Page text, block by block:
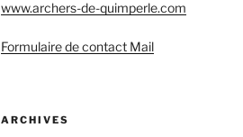
www.archers-de-quimperle.com
Formulaire de contact Mail
ARCHIVES